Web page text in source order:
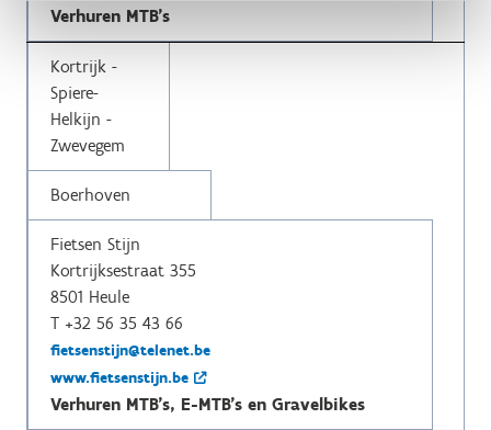
Verhuren MTB's
Kortrijk -
Spiere-
Helkijn -
Zwevegem
Boerhoven
Fietsen Stijn
Kortrijksestraat 355
8501 Heule
T +32 56 35 43 66
fietsenstijn@telenet.be
www.fietsenstijn.be
Verhuren MTB's, E-MTB's en Gravelbikes